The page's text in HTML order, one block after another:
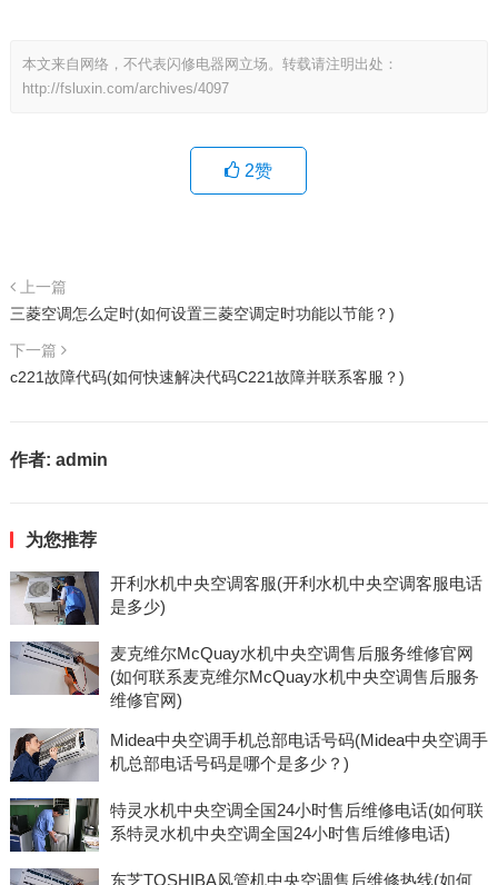
本文来自网络，不代表闪修电器网立场。转载请注明出处：
http://fsluxin.com/archives/4097
2赞
上一篇
三菱空调怎么定时(如何设置三菱空调定时功能以节能？)
下一篇
c221故障代码(如何快速解决代码C221故障并联系客服？)
作者: admin
为您推荐
开利水机中央空调客服(开利水机中央空调客服电话
是多少)
麦克维尔McQuay水机中央空调售后服务维修官网
(如何联系麦克维尔McQuay水机中央空调售后服务
维修官网)
Midea中央空调手机总部电话号码(Midea中央空调手
机总部电话号码是哪个是多少？)
特灵水机中央空调全国24小时售后维修电话(如何联
系特灵水机中央空调全国24小时售后维修电话)
东芝TOSHIBA风管机中央空调售后维修热线(如何